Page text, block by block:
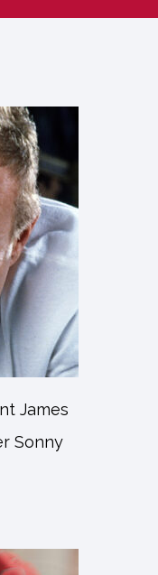
James
Sonny